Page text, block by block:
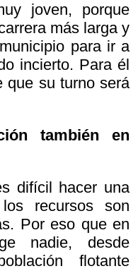
joven, porque
más larga y
para ir a
incierto. Para él
que su turno será
también en
difícil hacer una
recursos son
Por eso que en
nadie, desde
flotante